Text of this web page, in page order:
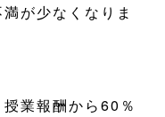
が少なくなりま
業報酬から60％